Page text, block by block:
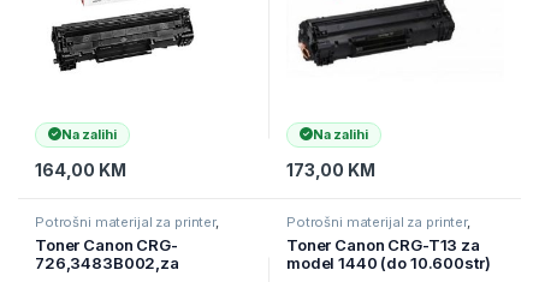
Na zalihi
164,00 KM
Na zalihi
173,00 KM
Potrošni materijal za printer,
Printeri i Skeneri Toneri
Toner Canon CRG-
726,3483B002,za
Potrošni materijal za printer,
Printeri i Skeneri Toneri
Toner Canon CRG-T13 za
model 1440 (do 10.600str)